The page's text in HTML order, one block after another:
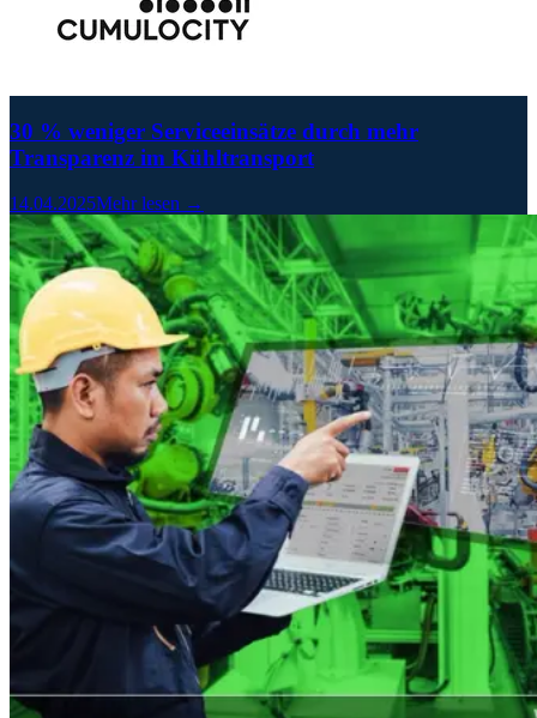
30 % weniger Serviceeinsätze durch mehr
Transparenz im Kühltransport
14.04.2025Mehr lesen →